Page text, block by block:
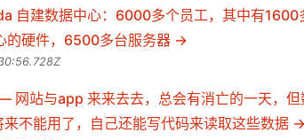
自建数据中心：6000多个员工，其中有1600
的硬件，6500多台服务器
网站与app 来来去去，总会有消亡的一天，
不能用了，自己还能写代码来读取这些数据